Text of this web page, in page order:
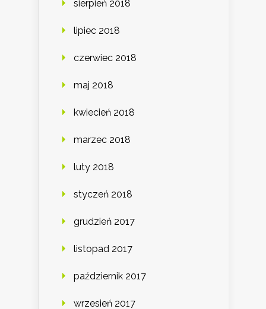
sierpień 2018
lipiec 2018
czerwiec 2018
maj 2018
kwiecień 2018
marzec 2018
luty 2018
styczeń 2018
grudzień 2017
listopad 2017
październik 2017
wrzesień 2017